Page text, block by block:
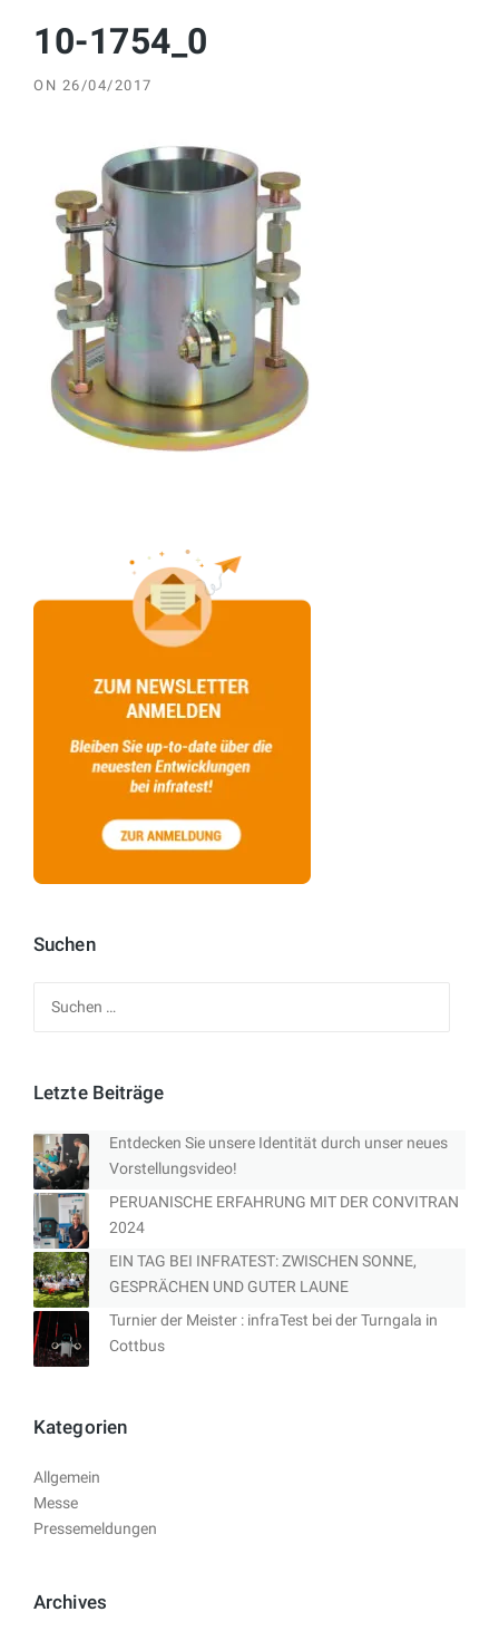
10-1754_0
ON 26/04/2017
Suchen
Letzte Beiträge
Entdecken Sie unsere Identität durch unser neues
Vorstellungsvideo!
PERUANISCHE ERFAHRUNG MIT DER CONVITRAN
2024
EIN TAG BEI INFRATEST: ZWISCHEN SONNE,
GESPRÄCHEN UND GUTER LAUNE
Turnier der Meister : infraTest bei der Turngala in
Cottbus
Kategorien
Allgemein
Messe
Pressemeldungen
Archives